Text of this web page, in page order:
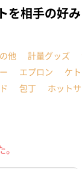
を相手の好
他 計量グッズ
エプロン ケ
包丁
ホット